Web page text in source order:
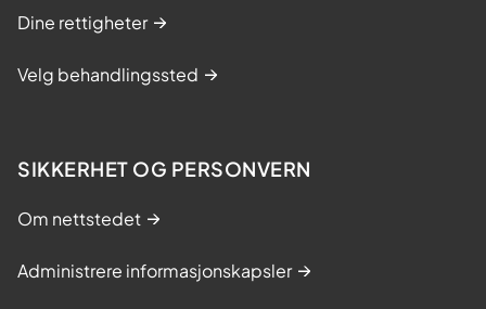
Dine rettigheter
Velg behandlingssted
SIKKERHET OG PERSONVERN
Om nettstedet
Administrere informasjonskapsler